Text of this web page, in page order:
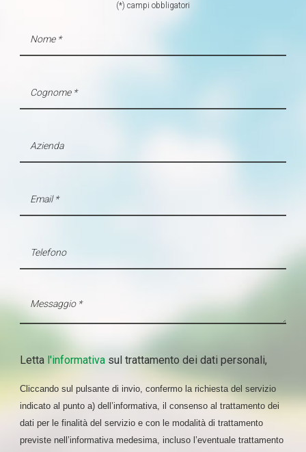
(*) campi obbligatori
Letta l'informativasul trattamento dei dati personali,
Cliccando sul pulsante di invio, confermo la richiesta del servizio
indicato al punto a) dell’informativa, il consenso al trattamento dei
dati per le finalità del servizio e con le modalità di trattamento
previste nell’informativa medesima, incluso l’eventuale trattamento